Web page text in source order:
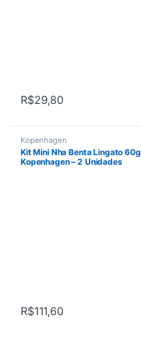
R$29,80
Kopenhagen
Kit Mini Nha Benta Lingato 60g
Kopenhagen – 2 Unidades
R$111,60